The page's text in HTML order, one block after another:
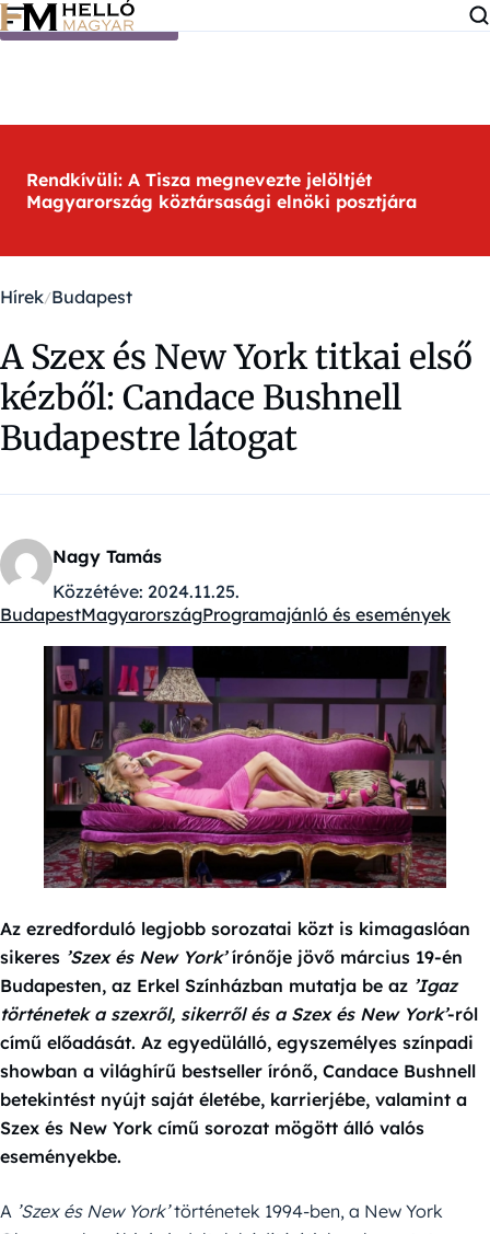
Ugrás a tartalomra
Rendkívüli: A Tisza megnevezte jelöltjét
Magyarország köztársasági elnöki posztjára
Hírek Budapest
A Szex és New York titkai első
kézből: Candace Bushnell
Budapestre látogat
Nagy Tamás
Közzétéve: 2024.11.25.
Kategóriák:
BudapestMagyarországProgramajánló és események
Az ezredforduló legjobb sorozatai közt is kimagaslóan
sikeres ’Szex és New York’írónője jövő március 19-én
Budapesten, az Erkel Színházban mutatja be az ’Igaz
történetek a szexről, sikerről és a Szex és New York’-ról
című előadását. Az egyedülálló, egyszemélyes színpadi
showban a világhírű bestseller írónő, Candace Bushnell
betekintést nyújt saját életébe, karrierjébe, valamint a
Szex és New York című sorozat mögött álló valós
eseményekbe.
A ’Szex és New York’történetek 1994-ben, a New York